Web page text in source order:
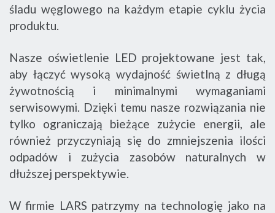
śladu węglowego na każdym etapie cyklu życia
produktu.
Nasze oświetlenie LED projektowane jest tak,
aby łączyć wysoką wydajność świetlną z długą
żywotnością i minimalnymi wymaganiami
serwisowymi. Dzięki temu nasze rozwiązania nie
tylko ograniczają bieżące zużycie energii, ale
również przyczyniają się do zmniejszenia ilości
odpadów i zużycia zasobów naturalnych w
dłuższej perspektywie.
W firmie LARS patrzymy na technologię jako na